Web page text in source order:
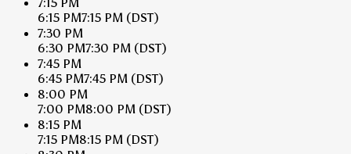
6:15 PM7:15 PM (DST)
7:30 PM
6:30 PM7:30 PM (DST)
7:45 PM
6:45 PM7:45 PM (DST)
8:00 PM
7:00 PM8:00 PM (DST)
8:15 PM
7:15 PM8:15 PM (DST)